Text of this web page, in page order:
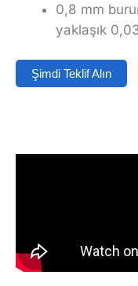
0,8 mm
yaklaşık
Şimdi Teklif Alın